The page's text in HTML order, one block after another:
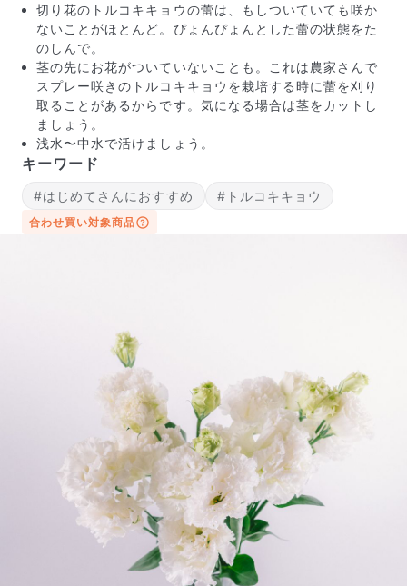
届いたお花に元気がなかったら？
もし届いたお花に「枯れている」「折れている」などの
不備があった場合は、些細なことでもお気軽にサポート
までご連絡ください。ご返金にて補償いたします。
写真と同じものが届く？
商品ページに掲載している写真は、実際にお届けする商
品を撮影したものです。お花は生き物なので、どうして
も色味やサイズ・咲き方に個体差はありますが、できる
だけ写真のイメージに近いものをお届けできるように人
切り花のトルコキキョウの蕾は、もしついていても咲か
ないことがほとんど。ぴょんぴょんとした蕾の状態をた
のしんで。
茎の先にお花がついていないことも。これは農家さんで
スプレー咲きのトルコキキョウを栽培する時に蕾を刈り
取ることがあるからです。気になる場合は茎をカットし
ましょう。
浅水〜中水で活けましょう。
キーワード
#はじめてさんにおすすめ #トルコキキョウ
合わせ買い対象商品